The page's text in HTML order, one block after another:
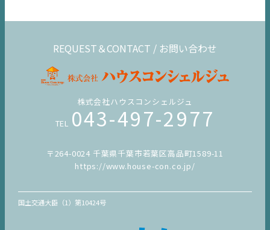
REQUEST＆CONTACT / お問い合わせ
株式会社ハウスコンシェルジュ
TEL 043-497-2977
〒264-0024 千葉県千葉市若葉区高品町1589-11
https://www.house-con.co.jp/
国土交通大臣（1）第10424号